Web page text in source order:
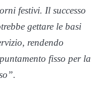
festivi. Il successo
gettare le basi
rendendo
fisso per la